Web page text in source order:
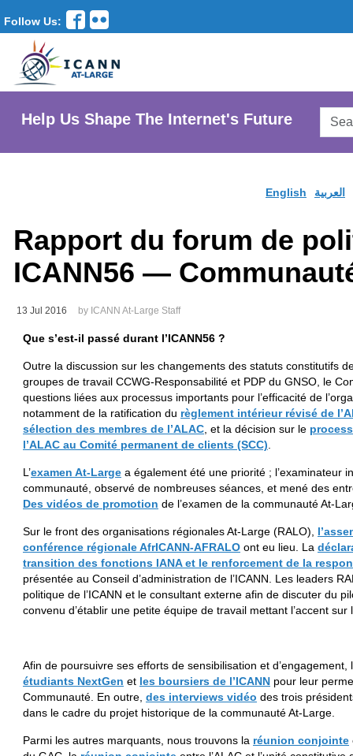
Follow Us:
Help Us Shape The Internet's Future
English العربية
Rapport du forum de
ICANN56 —
13 Jul 2016 by ICANN At-Large Staff
Que s’est-il passé durant l’ICANN56 ?
Outre la discussion sur les changements des statuts constitutifs
groupes de travail CCWG-Responsabilité et PDP du GNSO, le
questions liées aux processus importants pour l’efficacité de
notamment de la ratification du règlement intérieur révisé de
sélection des membres de l’ALAC , et la décision sur le
l’ALAC au Comité permanent de clients (SCC)
L’examen At-Large a également été une priorité ; l’examinateur
communauté, observé de nombreuses séances, et mené des
Des vidéos de promotion de l’examen de la communauté At-
Sur le front des organisations régionales At-Large (RALO),
conférence régionale AfrICANN-AFRALO ont eu lieu. La
transition des fonctions IANA et le renforcement de la
présentée au Conseil d’administration de l’ICANN. Les leaders
politique de l’ICANN et le consultant externe afin de discuter du
convenu d’établir une petite équipe de travail mettant l’accent
Afin de poursuivre ses efforts de sensibilisation et
étudiants NextGen et les boursiers de l’ICANN pour leur
Communauté. En outre, des interviews vidéo des trois
dans le cadre du projet historique de la communauté At-Large.
Parmi les autres marquants, nous trouvons la réunion conjointe